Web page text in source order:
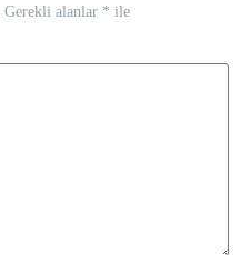
Gerekli alanlar * ile